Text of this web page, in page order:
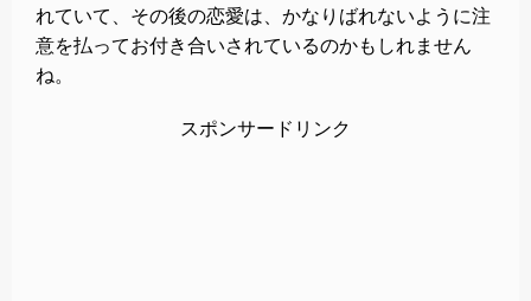
れていて、その後の恋愛は、かなりばれないように注
意を払ってお付き合いされているのかもしれません
ね。
スポンサードリンク